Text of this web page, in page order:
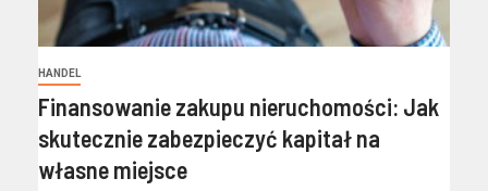
HANDEL
Finansowanie zakupu nieruchomości: Jak
skutecznie zabezpieczyć kapitał na
własne miejsce